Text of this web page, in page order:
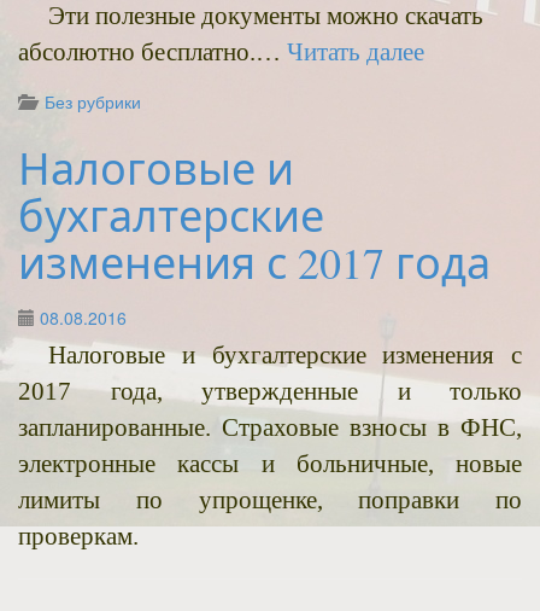
Эти полезные документы можно скачать
абсолютно бесплатно.… Читать далее
Без рубрики
Налоговые и
бухгалтерские
изменения с 2017 года
08.08.2016
Налоговые и бухгалтерские изменения с
2017 года, утвержденные и только
запланированные. Страховые взносы в ФНС,
электронные кассы и больничные, новые
лимиты по упрощенке, поправки по
проверкам.